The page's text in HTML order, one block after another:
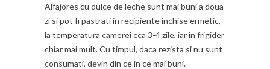
Alfajores cu dulce de leche sunt mai buni a doua
zi si pot fi pastrati in recipiente inchise ermetic,
la temperatura camerei cca 3-4 zile, iar in frigider
chiar mai mult. Cu timpul, daca rezista si nu sunt
consumati, devin din ce in ce mai buni.